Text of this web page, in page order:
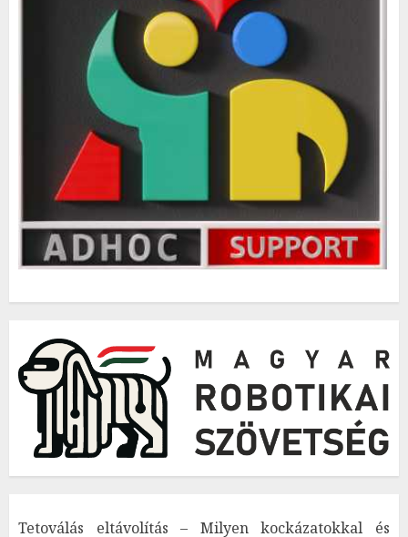
Tetoválás eltávolítás – Milyen kockázatokkal és